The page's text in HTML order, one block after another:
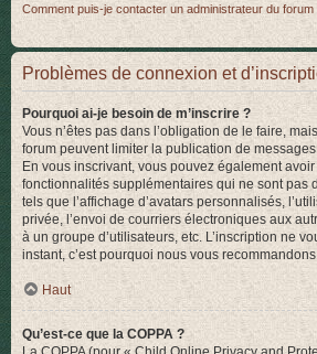
Comment puis-je contacter un administrateur du forum
Problèmes de connexion et
Pourquoi ai-je besoin de m’inscrire ?
Vous n’êtes pas dans l’obligation de le faire,
forum peuvent limiter la publication de
En vous inscrivant, vous pouvez également
fonctionnalités supplémentaires qui ne sont pas
tels que l’affichage d’avatars personnalisés,
privée, l’envoi de courriers électroniques aux
à un groupe d’utilisateurs, etc. L’inscription ne
instant, c’est pourquoi nous vous
Haut
Qu’est-ce que la COPPA ?